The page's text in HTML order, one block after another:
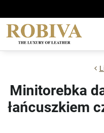
Minitorebka
łańcuszkiem